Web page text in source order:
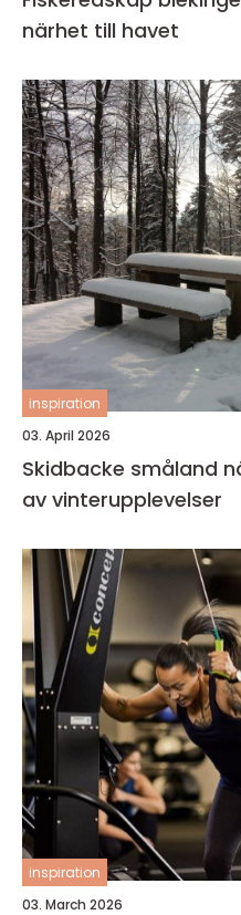
närhet till havet
inspiration
03. April 2026
Skidbacke småland nära, familjärt och fullt
av vinterupplevelser
inspiration
03. March 2026